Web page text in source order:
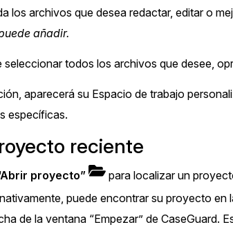
los archivos que desea redactar, editar o
añadir.
seleccionar todos los archivos que desee,
aparecerá su Espacio de trabajo
específicas.
reciente
proyecto”
para localizar un
puede encontrar su proyecto en
de la ventana “Empezar” de